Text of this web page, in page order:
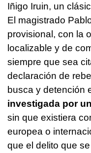
Iñigo Iruin, un
El magistrado
provisional, con la
localizable y de
siempre que sea
declaración de
busca y detención
investigada por
sin que existiera
europea o
que el delito que